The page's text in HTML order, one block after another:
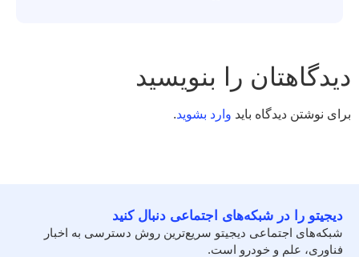
دیدگاهتان را بنویسید
برای نوشتن دیدگاه باید وارد بشوید.
دیجیتو را در شبکه‌های اجتماعی دنبال کنید
شبکه‌های اجتماعی دیجیتو سریع‌ترین روش دسترسی به اخبار
فناوری، علم و خودرو است.